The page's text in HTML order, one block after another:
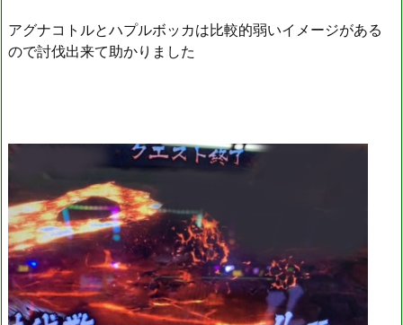
アグナコトルとハプルボッカは比較的弱いイメージがある
ので討伐出来て助かりました